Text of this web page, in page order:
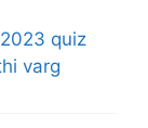
quiz
varg